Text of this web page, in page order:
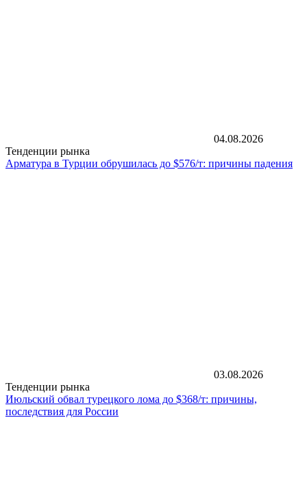
04.08.2026
Тенденции рынка
Арматура в Турции обрушилась до $576/т: причины падения
03.08.2026
Тенденции рынка
Июльский обвал турецкого лома до $368/т: причины,
последствия для России